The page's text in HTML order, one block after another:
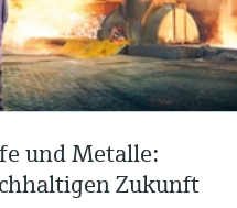
und Metalle:
Zukunft